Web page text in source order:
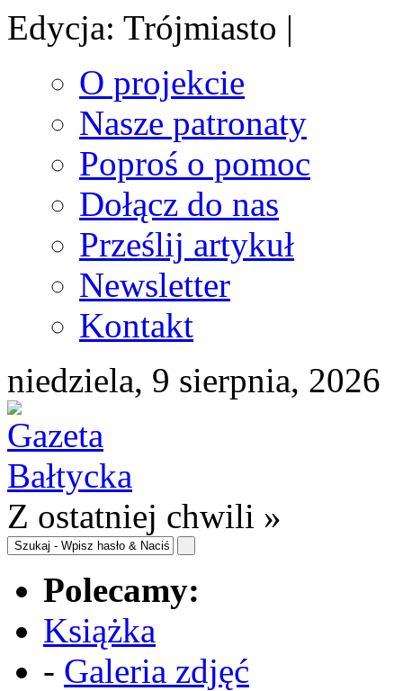
Edycja: Trójmiasto |
O projekcie
Nasze patronaty
Poproś o pomoc
Dołącz do nas
Prześlij artykuł
Newsletter
Kontakt
niedziela, 9 sierpnia, 2026
Z ostatniej chwili »
Polecamy:
Książka
- Galeria zdjęć